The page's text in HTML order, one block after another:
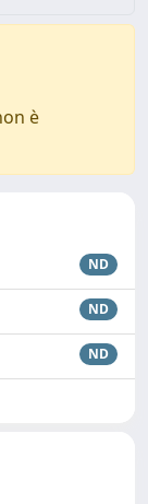
è
ND
ND
ND